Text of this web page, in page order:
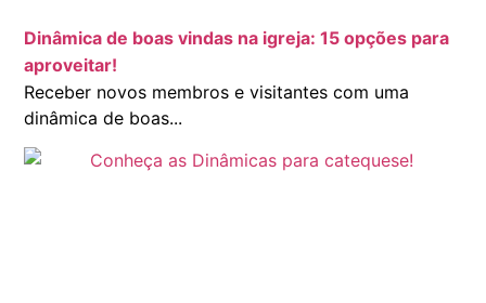
Dinâmica de boas vindas na igreja: 15 opções para
aproveitar!
Receber novos membros e visitantes com uma
dinâmica de boas...